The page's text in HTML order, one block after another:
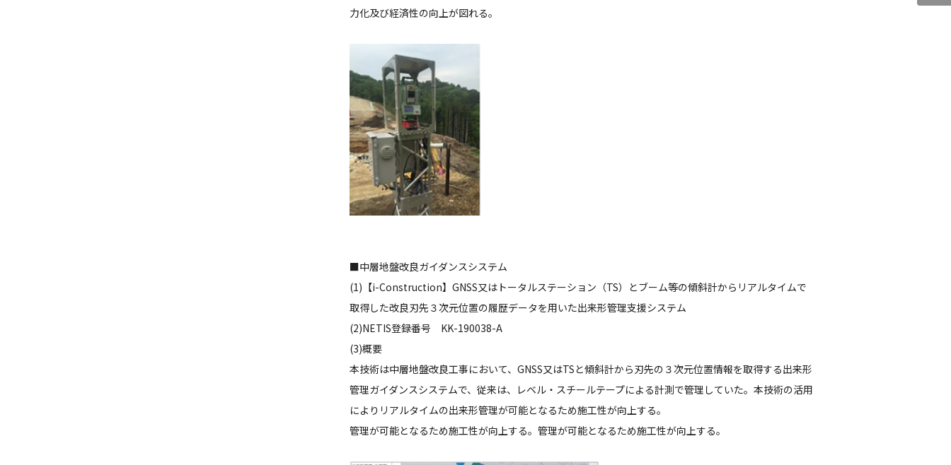
力化及び経済性の向上が図れる。
■中層地盤改良ガイダンスシステム
(1)【i-Construction】GNSS又はトータルステーション（TS）とブーム等の傾斜計からリアルタイムで
取得した改良刃先３次元位置の履歴データを用いた出来形管理支援システム
(2)NETIS登録番号 KK-190038-A
(3)概要
本技術は中層地盤改良工事において、GNSS又はTSと傾斜計から刃先の３次元位置情報を取得する出来形
管理ガイダンスシステムで、従来は、レベル・スチールテープによる計測で管理していた。本技術の活用
によりリアルタイムの出来形管理が可能となるため施工性が向上する。
管理が可能となるため施工性が向上する。管理が可能となるため施工性が向上する。